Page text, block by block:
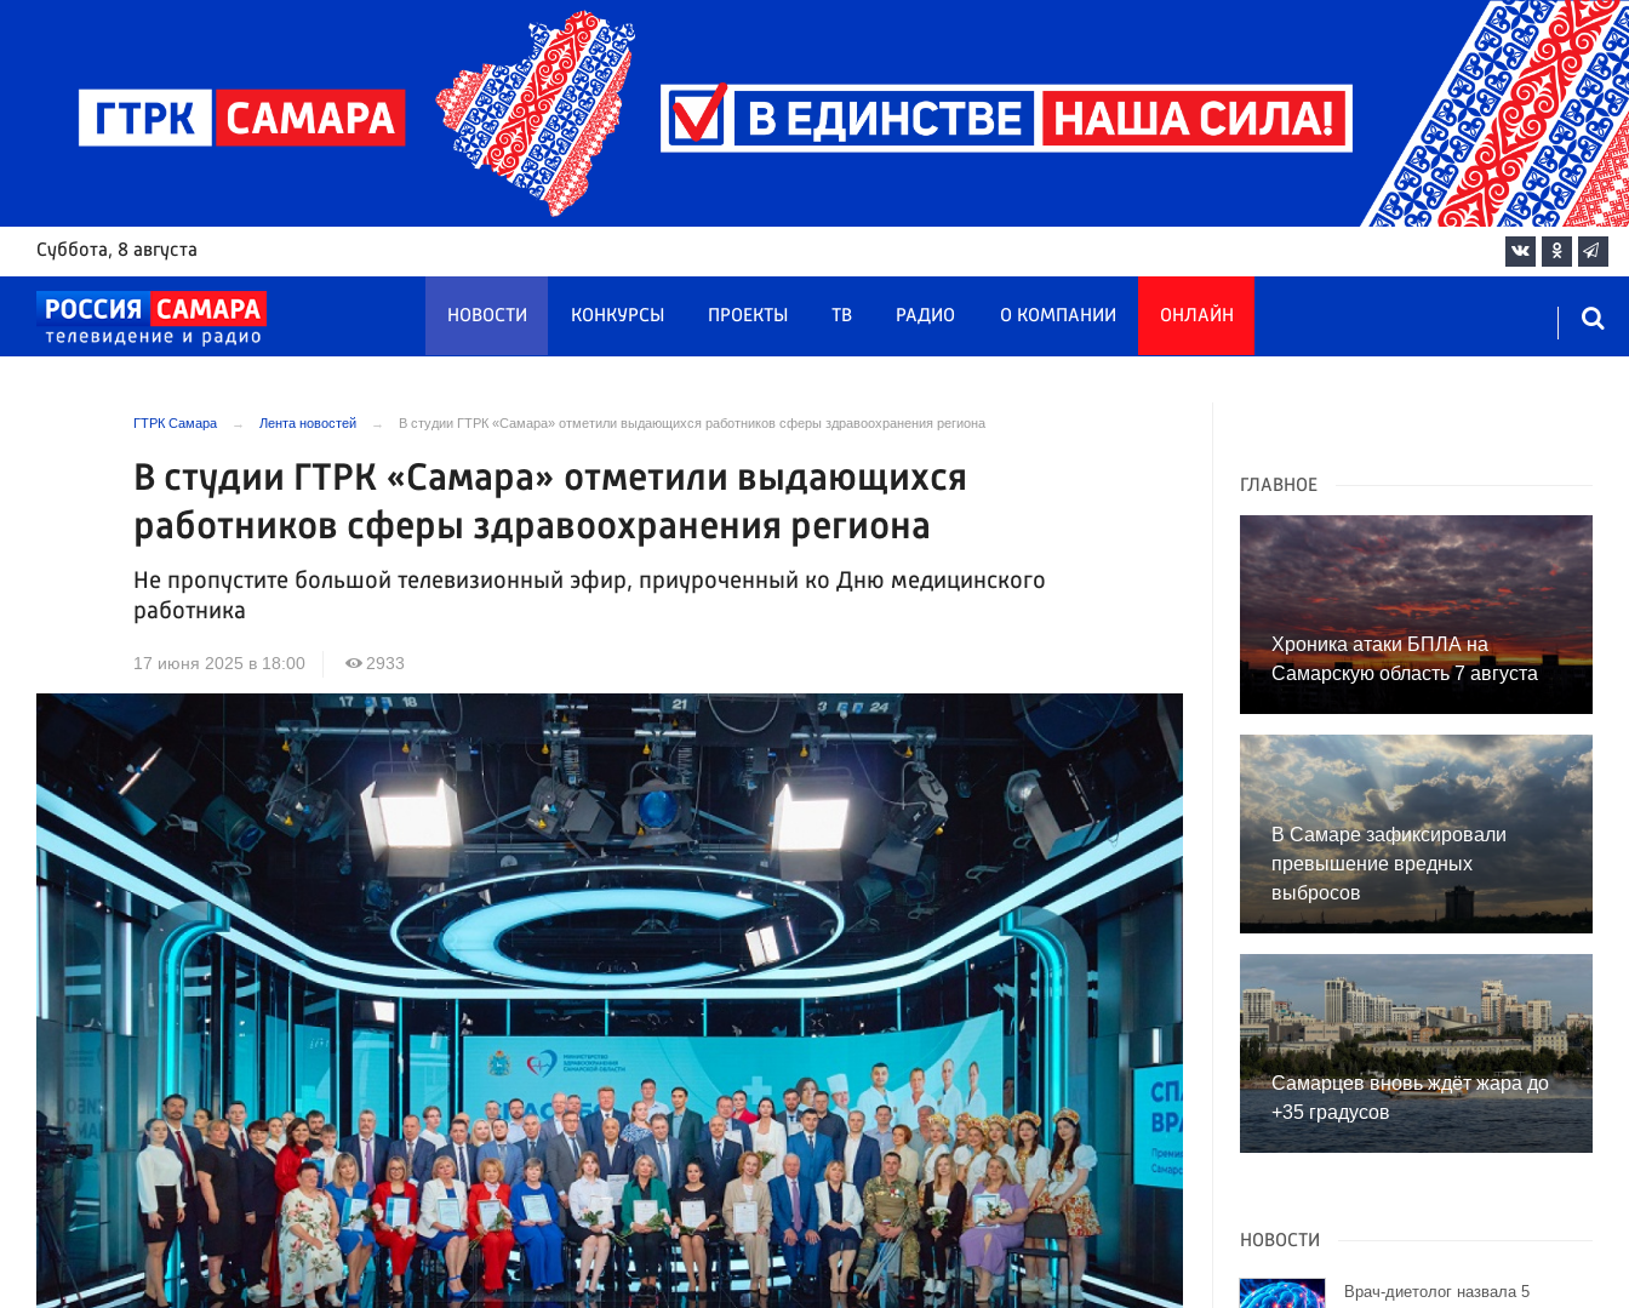
Суббота, 8 августа
НОВОСТИ КОНКУРСЫ ПРОЕКТЫ ТВ РАДИО О КОМПАНИИ ОНЛАЙН
ГТРК Самара Лента новостей В студии ГТРК «Самара» отметили выдающихся работников сферы здравоохранения региона
В студии ГТРК «Самара» отметили выдающихся
работников сферы здравоохранения региона
Не пропустите большой телевизионный эфир, приуроченный ко Дню медицинского
работника
17 июня 2025 в 18:00 2933
ГЛАВНОЕ
Хроника атаки БПЛА на
Самарскую область 7 августа
В Самаре зафиксировали
превышение вредных
выбросов
Самарцев вновь ждёт жара до
+35 градусов
НОВОСТИ
Врач-диетолог назвала 5